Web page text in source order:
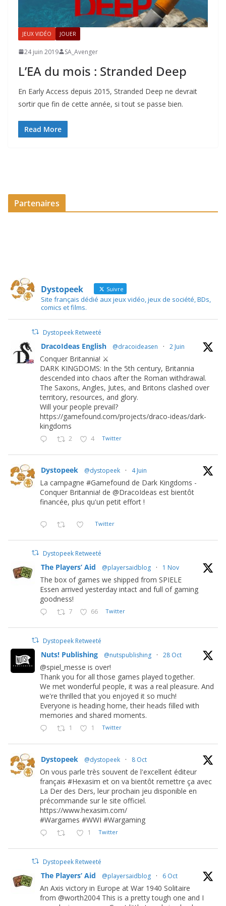
JEUX VIDÉO JOUER
24 juin 2019 SA_Avenger
L’EA du mois : Stranded Deep
En Early Access depuis 2015, Stranded Deep ne devrait
sortir que fin de cette année, si tout se passe bien.
Read More
Partenaires
Dystopeek Suivre
Site français dédié aux jeux vidéo, jeux de société, BDs,
comics et films.
Dystopeek Retweeté
DracoIdeas English @dracoideasen · 2 Juin
Conquer Britannia! ⚔️
DARK KINGDOMS: In the 5th century, Britannia
descended into chaos after the Roman withdrawal.
The Saxons, Angles, Jutes, and Britons clashed over
territory, resources, and glory.
Will your people prevail?
https://gamefound.com/projects/draco-ideas/dark-
kingdoms
2 4 Twitter
Dystopeek @dystopeek · 4 Juin
La campagne #Gamefound de Dark Kingdoms -
Conquer Britannia! de @DracoIdeas est bientôt
financée, plus qu'un petit effort !
Twitter
Dystopeek Retweeté
The Players’ Aid @playersaidblog · 1 Nov
The box of games we shipped from SPIELE
Essen arrived yesterday intact and full of gaming
goodness!
7 66 Twitter
Dystopeek Retweeté
Nuts! Publishing @nutspublishing · 28 Oct
@spiel_messe is over!
Thank you for all those games played together.
We met wonderful people, it was a real pleasure. And
we're thrilled that you enjoyed it so much!
Everyone is heading home, their heads filled with
memories and shared moments.
1 1 Twitter
Dystopeek @dystopeek · 8 Oct
On vous parle très souvent de l'excellent éditeur
français #Hexasim et on va bientôt remettre ça avec
La Der des Ders, leur prochain jeu disponible en
précommande sur le site officiel.
https://www.hexasim.com/
#Wargames #WWI #Wargaming
1 Twitter
Dystopeek Retweeté
The Players’ Aid @playersaidblog · 6 Oct
An Axis victory in Europe at War 1940 Solitaire
from @worth2004 This is a pretty tough one and I